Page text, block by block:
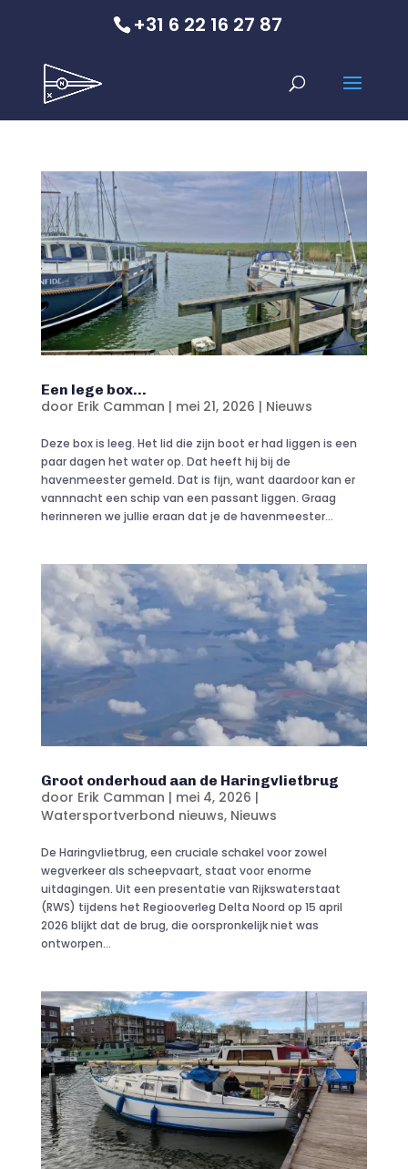
+31 6 22 16 27 87
Een lege box…
door Erik Camman | mei 21, 2026 | Nieuws
Deze box is leeg. Het lid die zijn boot er had liggen is een
paar dagen het water op. Dat heeft hij bij de
havenmeester gemeld. Dat is fijn, want daardoor kan er
vannnacht een schip van een passant liggen. Graag
herinneren we jullie eraan dat je de havenmeester...
Groot onderhoud aan de Haringvlietbrug
door Erik Camman | mei 4, 2026 |
Watersportverbond nieuws, Nieuws
De Haringvlietbrug, een cruciale schakel voor zowel
wegverkeer als scheepvaart, staat voor enorme
uitdagingen. Uit een presentatie van Rijkswaterstaat
(RWS) tijdens het Regiooverleg Delta Noord op 15 april
2026 blijkt dat de brug, die oorspronkelijk niet was
ontworpen...